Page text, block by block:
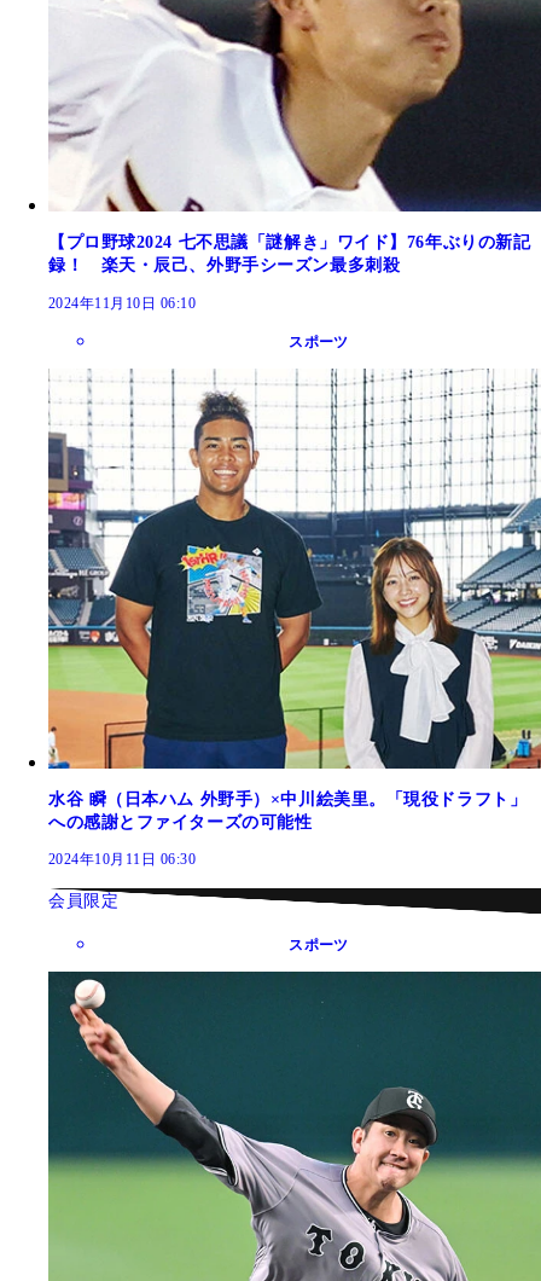
【プロ野球2024 七不思議「謎解き」ワイド】76年ぶりの新記
録！ 楽天・辰己、外野手シーズン最多刺殺
2024年11月10日 06:10
スポーツ
水谷 瞬（日本ハム 外野手）×中川絵美里。「現役ドラフト」
への感謝とファイターズの可能性
2024年10月11日 06:30
会員限定
スポーツ